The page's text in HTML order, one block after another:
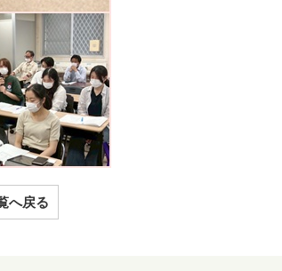
へ戻る